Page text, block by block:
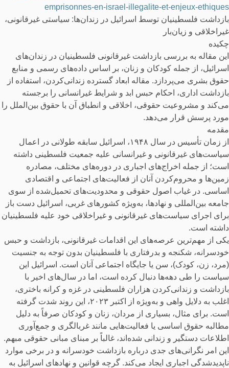
emprisonnes-en-israel-illegalite-et-enjeux-ethiques
بازداشت فلسطینیان توسط اسرائیل در زندان‌ها: سیاستی غیرقانونی،
غیراخلاقی و زیان‌بار
چکیده
این مقاله به بررسی بازداشت غیرقانونی فلسطینیان در زندان‌های
اسرائیل، از جمله کودکان و زنان، بر اساس داده‌های رسمی و منابع
حقوق بشری می‌پردازد. مقاله ابعاد گسترده زندانی‌کردن، استفاده از
بازداشت اداری، احکام حبس ابد و شرایط غیرانسانی را برجسته
می‌کند و مشروعیت حقوقی، اخلاقی و انطباق آن با حقوق بین‌الملل را
مورد پرسش قرار می‌دهد.
مقدمه
از زمان تأسیس در سال ۱۹۴۸، اسرائیل سابقه طولانی در اعمال
سیاست‌های غیرقانونی و غیرانسانی علیه جمعیت فلسطینی داشته
است؛ از جمله اخراج‌های اجباری در دوره‌های مختلف، مصادره
زمین‌ها و محروم‌کردن آنان از فعالیت‌های اجتماعی و اقتصادی
اساسی. در غیاب اصول حقوقی و محدودیت‌های تحمیل‌شده از سوی
جامعه بین‌المللی و نهادها، به‌ویژه کشورهای غربی، اسرائیل دست باز
برای اجرای سیاست‌های غیرقانونی و غیراخلاقی خود علیه فلسطینیان
داشته است.
یکی از مهم‌ترین عرصه‌های این اقدامات غیرقانونی، بازداشت و حبس
خودسرانه، شکنجه و بدرفتاری با فلسطینیان بدون توجه به جنسیت
(مرد، زن، کودک)، سن یا جایگاه اجتماعی آنان است. اسرائیل این
سیاست را طی دهه‌ها دنبال کرده است، اما در سال‌های اخیر با
بازداشت و زندانی‌کردن هزاران فلسطینی در غزه و کرانه باختری،
اغلب به دلایل واهی و به‌ویژه از اکتبر ۲۰۲۳، این روند شدت گرفته
است. برای مثال، بسیاری از مردان، زنان و کودکان صرفاً به دلیل
مطالبه حقوق اساسی یا فعالیت‌هایی مانند غربالگری و جمع‌آوری
اطلاعات دستگیر و زندانی شده‌اند، غالباً بر مبنای مبانی حقوقی مبهم.
این امر نگرانی‌های جدی درباره بازداشت خودسرانه و در برخی موارد
ناپدیدشدگی اجباری ایجاد می‌کند. گرچه قوانین و نهادهای اسرائیل به